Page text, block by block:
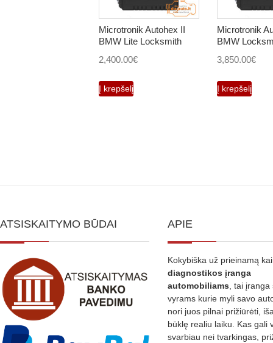
Microtronik Autohex II
BMW Lite Locksmith
2,400.00€
Į krepšelį
Microtronik
BMW
3,850.00€
Į krepšelį
ATSISKAITYMO BŪDAI APIE
Kokybiška už prieinamą
diagnostikos įranga
automobiliams, tai įranga
vyrams kurie myli savo
nori juos pilnai prižiūrėti,
būklę realiu laiku. Kas gali
svarbiau nei tvarkingas,